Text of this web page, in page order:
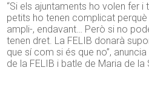
“Si els ajuntaments ho volen fer
petits ho tenen complicat
ampli-, endavant… Però si no
tenen dret. La FELIB donarà
que sí com si és que no”,
de la FELIB i batle de Maria de la